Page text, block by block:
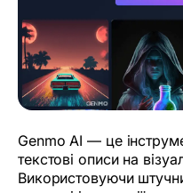
Genmo AI — це
текстові описи на
Використовуючи